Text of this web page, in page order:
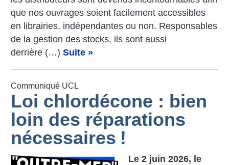
que nos ouvrages soient facilement accessibles
en librairies, indépendantes ou non. Responsables
de la gestion des stocks, ils sont aussi
derrière (…)Suite »
Communiqué UCL
Loi chlordécone : bien
loin des réparations
nécessaires !
Le 2 juin 2026, le